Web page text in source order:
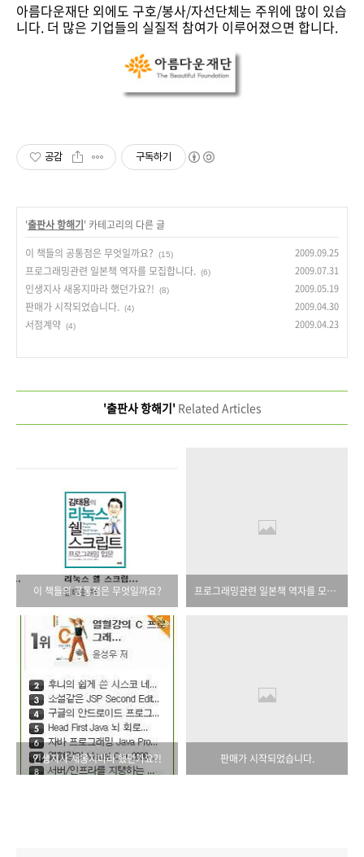
아름다운재단 외에도 구호/봉사/자선단체는 주위에 많이 있습
니다. 더 많은 기업들의 실질적 참여가 이루어졌으면 합니다.
공감 구독하기
'출판사 항해기 ' 카테고리의 다른 글
이 책들의 공통점은 무엇일까요?
(15) 2009.09.25
프로그래밍관련 일본책 역자를 모집합니다. (6) 2009.07.31
인생지사 새옹지마라 했던가요?! (8) 2009.05.19
판매가 시작되었습니다. (4) 2009.04.30
서점계약 (4) 2009.04.23
'출판사 항해기'Related Articles
이 책들의 공통점은 무엇일까요? 프로그래밍관련 일본책 역자를 모집합니다.
인생지사 새옹지마라 했던가요?! 판매가 시작되었습니다.